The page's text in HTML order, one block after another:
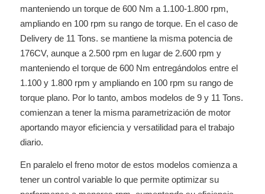
manteniendo un torque de 600 Nm a 1.100-1.800 rpm,
ampliando en 100 rpm su rango de torque. En el caso de
Delivery de 11 Tons. se mantiene la misma potencia de
176CV, aunque a 2.500 rpm en lugar de 2.600 rpm y
manteniendo el torque de 600 Nm entregándolos entre el
1.100 y 1.800 rpm y ampliando en 100 rpm su rango de
torque plano. Por lo tanto, ambos modelos de 9 y 11 Tons.
comienzan a tener la misma parametrización de motor
aportando mayor eficiencia y versatilidad para el trabajo
diario.
En paralelo el freno motor de estos modelos comienza a
tener un control variable lo que permite optimizar su